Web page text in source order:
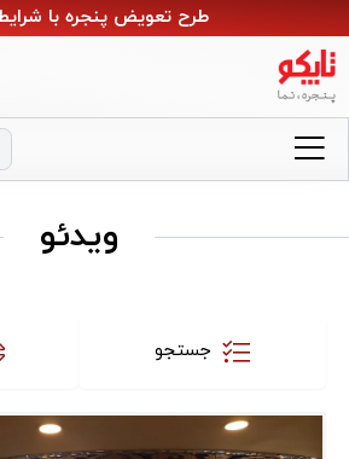
طرح تعویض پنجره با
ویدئو
جستجو